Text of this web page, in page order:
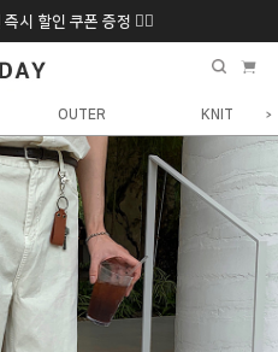
시 할인 쿠폰 증정 ❤️‍🔥
6 화 ~ 9/12월
OUTER KNIT